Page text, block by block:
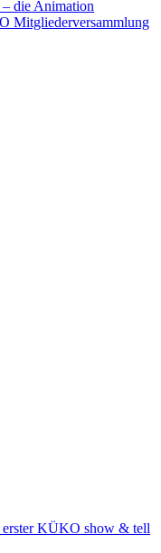
die Animation
Mitgliederversammlung
erster KÜKO show & tell